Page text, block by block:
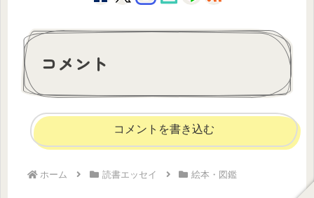
コメント
コメントを書き込む
ホーム 読書エッセイ 絵本・図鑑